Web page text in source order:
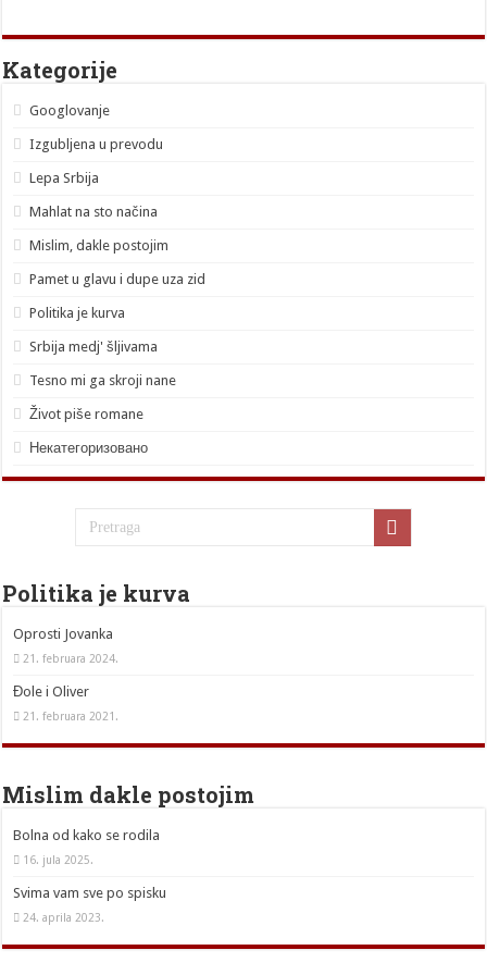
Kategorije
Googlovanje
Izgubljena u prevodu
Lepa Srbija
Mahlat na sto načina
Mislim, dakle postojim
Pamet u glavu i dupe uza zid
Politika je kurva
Srbija medj' šljivama
Tesno mi ga skroji nane
Život piše romane
Некатегоризовано
Politika je kurva
Oprosti Jovanka
21. februara 2024.
Đole i Oliver
21. februara 2021.
Mislim dakle postojim
Bolna od kako se rodila
16. jula 2025.
Svima vam sve po spisku
24. aprila 2023.